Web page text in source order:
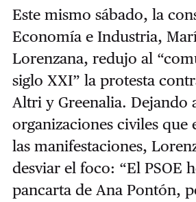
Este mismo sábado, la
Economía e Industria,
Lorenzana, redujo al
siglo XXI” la protesta
Altri y Greenalia. Dejando
organizaciones civiles que
las manifestaciones,
desviar el foco: “El PSOE
pancarta de Ana Pontón,